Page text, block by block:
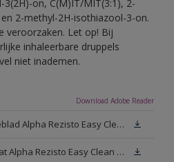
on, C(M)IT/MIT(3:1), 2-
2-methyl-2H-isothiazool-3-on.
veroorzaken. Let op! Bij
inhaleerbare druppels
niet inademen.
Download Adobe Reader
Technisch Informatieblad Alpha Rezisto Easy Clean (PDF)
EU Ecolabel Certificaat Alpha Rezisto Easy Clean Mat